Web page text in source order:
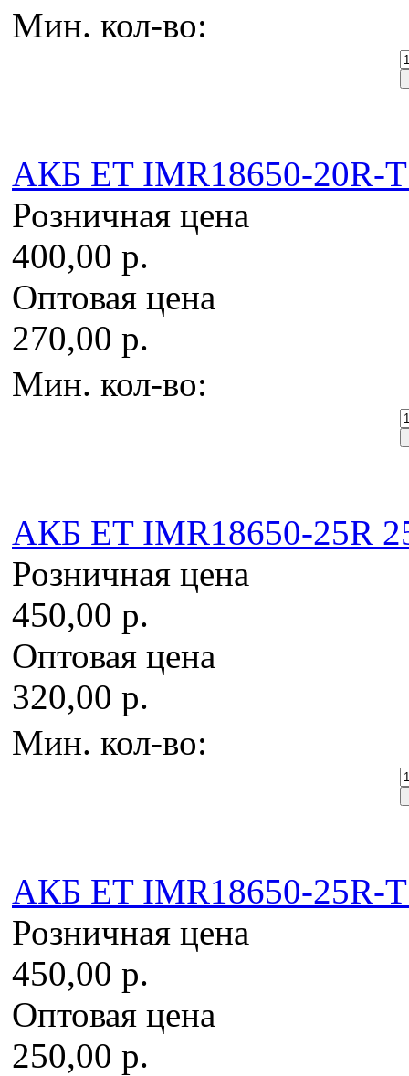
Мин. кол-во:
AКБ ET IMR18650-20R-
Розничная цена
400,00 р.
Оптовая цена
270,00 р.
Мин. кол-во:
AКБ ET IMR18650-25R
Розничная цена
450,00 р.
Оптовая цена
320,00 р.
Мин. кол-во:
AКБ ET IMR18650-25R-
Розничная цена
450,00 р.
Оптовая цена
250,00 р.